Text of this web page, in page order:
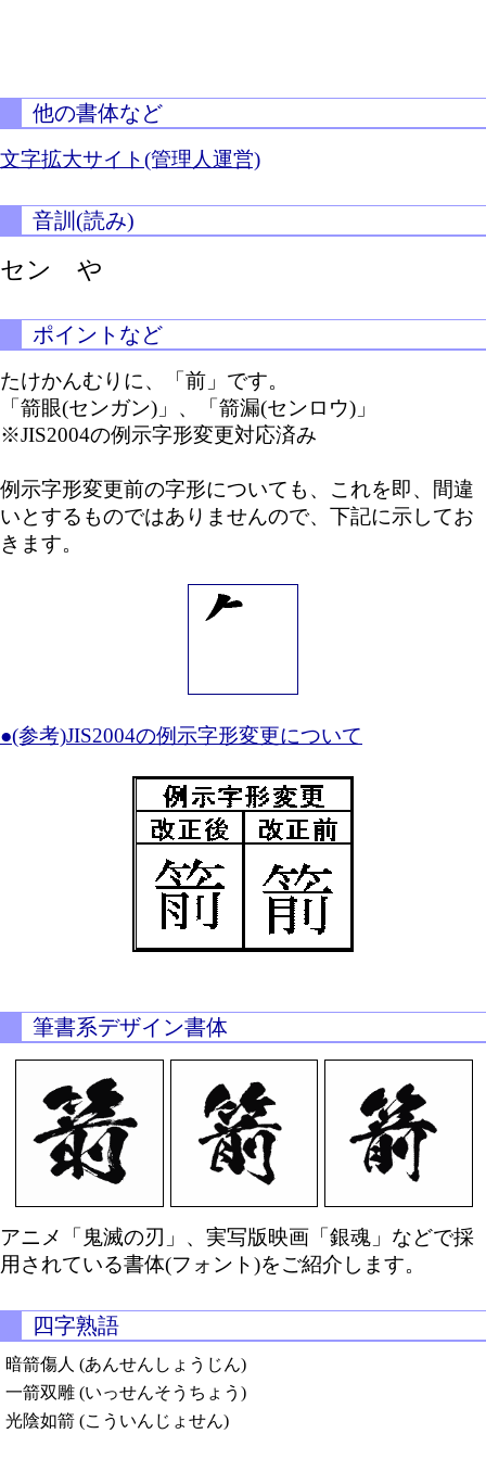
他の書体など
文字拡大サイト(管理人運営)
音訓(読み)
セン や
ポイントなど
たけかんむりに、「前」です。
「箭眼(センガン)」、「箭漏(センロウ)」
※JIS2004の例示字形変更対応済み
例示字形変更前の字形についても、これを即、間違
いとするものではありませんので、下記に示してお
きます。
●(参考)JIS2004の例示字形変更について
筆書系デザイン書体
アニメ「鬼滅の刃」、実写版映画「銀魂」などで採
用されている書体(フォント)をご紹介します。
四字熟語
暗箭傷人 (あんせんしょうじん)
一箭双雕 (いっせんそうちょう)
光陰如箭 (こういんじょせん)